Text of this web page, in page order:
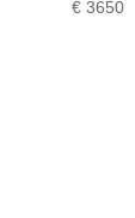
€ 3650